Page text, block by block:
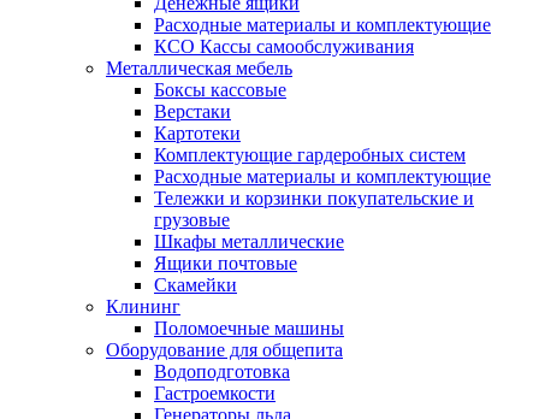
Расходные материалы и комплектующие
КСО Кассы самообслуживания
Металлическая мебель
Боксы кассовые
Верстаки
Картотеки
Комплектующие гардеробных систем
Расходные материалы и комплектующие
Тележки и корзинки покупательские и
грузовые
Шкафы металлические
Ящики почтовые
Скамейки
Клининг
Поломоечные машины
Оборудование для общепита
Водоподготовка
Гастроемкости
Генераторы льда